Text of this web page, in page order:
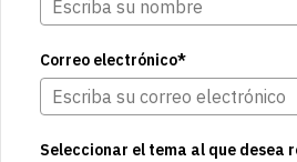
Correo electrónico*
Seleccionar el tema al que desea